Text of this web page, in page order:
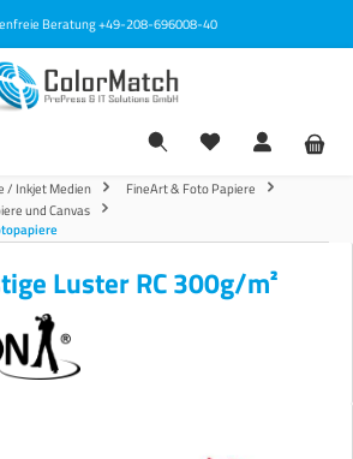
Beratung+49-208-696008-40
/ Inkjet Medien
FineArt & Foto Papiere
und Canvas
Luster RC 300g/m²